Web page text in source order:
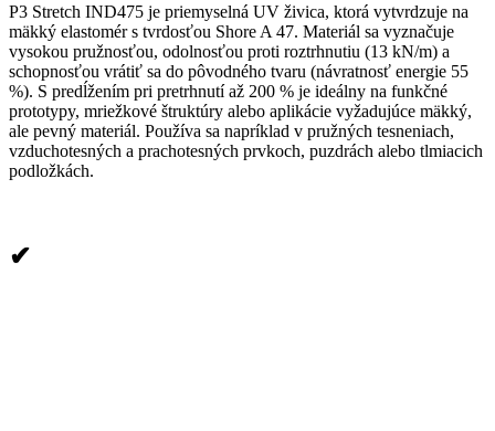
P3 Stretch IND475 je priemyselná UV živica, ktorá vytvrdzuje na
mäkký elastomér s tvrdosťou Shore A 47. Materiál sa vyznačuje
vysokou pružnosťou, odolnosťou proti roztrhnutiu (13 kN/m) a
schopnosťou vrátiť sa do pôvodného tvaru (návratnosť energie 55
%). S predĺžením pri pretrhnutí až 200 % je ideálny na funkčné
prototypy, mriežkové štruktúry alebo aplikácie vyžadujúce mäkký,
ale pevný materiál. Používa sa napríklad v pružných tesneniach,
vzduchotesných a prachotesných prvkoch, puzdrách alebo tlmiacich
podložkách.
✔